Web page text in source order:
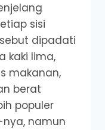
sisi
dipadati
kaki lima,
makanan,
berat
populer
namun